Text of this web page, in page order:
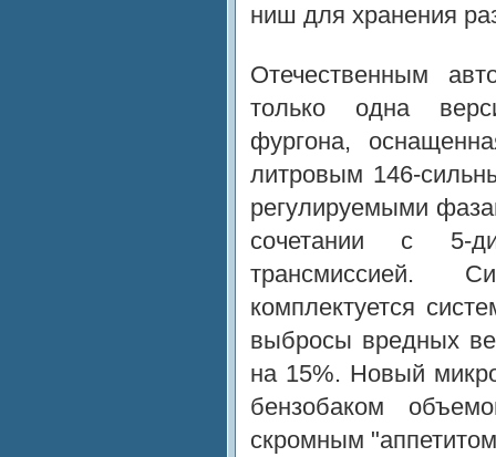
ниш для хранения
Отечественным
только одна
фургона,
литровым 146-
регулируемыми
сочетании с 5-
трансмиссией.
комплектуется
выбросы вредных
на 15%. Новый
бензобаком
скромным